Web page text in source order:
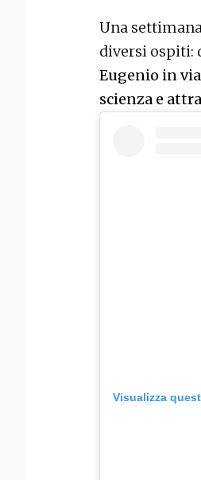
Una
diversi ospiti:
Eugenio in
scienza e
Visualizza